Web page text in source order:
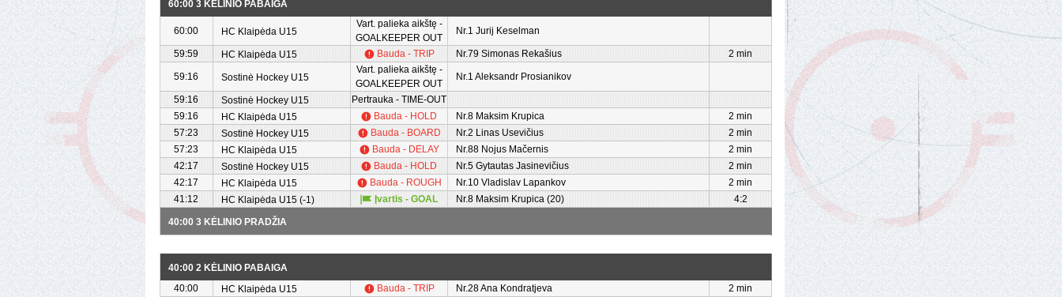
60:00 3 KĖLINIO PABAIGA
60:00 HC Klaipėda U15
Vart. palieka aikštę -
GOALKEEPER OUT
Nr.1 Jurij Keselman
59:59 HC Klaipėda U15 Bauda - TRIP Nr.79 Simonas Rekašius 2 min
59:16 Sostinė Hockey U15
Vart. palieka aikštę -
GOALKEEPER OUT
Nr.1 Aleksandr Prosianikov
59:16 Sostinė Hockey U15
Pertrauka - TIME-OUT
59:16
HC Klaipėda U15 Bauda - HOLD Nr.8 Maksim Krupica
2 min
57:23
Sostinė Hockey U15 Bauda - BOARD Nr.2 Linas Usevičius
2 min
57:23
HC Klaipėda U15 Bauda - DELAY Nr.88 Nojus Mačernis
2 min
42:17
Sostinė Hockey U15 Bauda - HOLD Nr.5 Gytautas Jasinevičius
2 min
42:17
HC Klaipėda U15 Bauda - ROUGH Nr.10 Vladislav Lapankov
2 min
41:12
HC Klaipėda U15 (-1) Įvartis - GOAL Nr.8 Maksim Krupica (20) 4:2
40:00 3 KĖLINIO PRADŽIA
40:00 2 KĖLINIO PABAIGA
40:00
HC Klaipėda U15 Bauda - TRIP Nr.28 Ana Kondratjeva
2 min